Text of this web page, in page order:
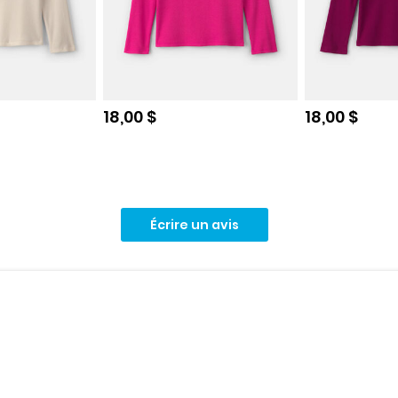
Prix de solde
18,00 $ Prix de solde
18,00 $
Écrire un avis